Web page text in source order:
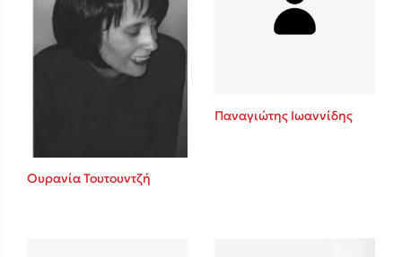
Ουρανία Τουτουντζή
Παναγιώτης Ιωαννίδης